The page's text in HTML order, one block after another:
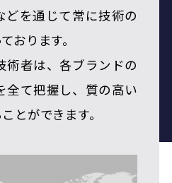
すべて見る
どを通じて常に技術の
おります。
術者は、各ブランドの
全て把握し、質の高い
とができます。